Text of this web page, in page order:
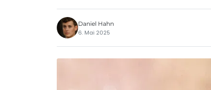
Daniel Hahn
6. Mai 2025